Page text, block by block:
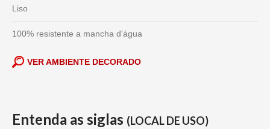
Liso
100% resistente a mancha d'água
VER AMBIENTE DECORADO
Entenda as siglas (LOCAL DE USO)